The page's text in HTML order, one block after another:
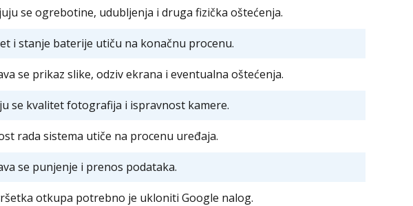
se ogrebotine, udubljenja i druga fizička oštećenja.
i stanje baterije utiču na konačnu procenu.
se prikaz slike, odziv ekrana i eventualna oštećenja.
se kvalitet fotografija i ispravnost kamere.
rada sistema utiče na procenu uređaja.
se punjenje i prenos podataka.
otkupa potrebno je ukloniti Google nalog.